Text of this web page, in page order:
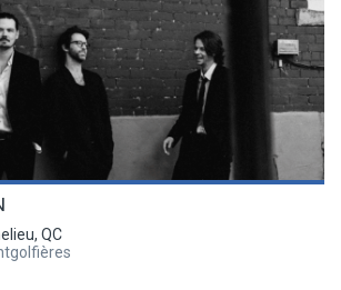
QC